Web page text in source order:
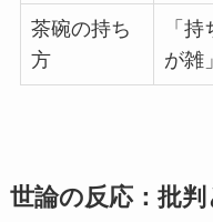
茶碗の持ち
方
「
が雑」
世論の反応：批